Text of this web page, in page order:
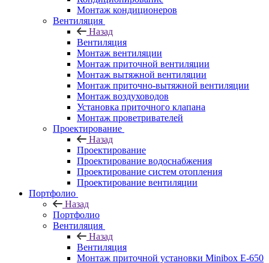
Монтаж кондиционеров
Вентиляция
Назад
Вентиляция
Монтаж вентиляции
Монтаж приточной вентиляции
Монтаж вытяжной вентиляции
Монтаж приточно-вытяжной вентиляции
Монтаж воздуховодов
Установка приточного клапана
Монтаж проветривателей
Проектирование
Назад
Проектирование
Проектирование водоснабжения
Проектирование систем отопления
Проектирование вентиляции
Портфолио
Назад
Портфолио
Вентиляция
Назад
Вентиляция
Монтаж приточной установки Minibox E-650